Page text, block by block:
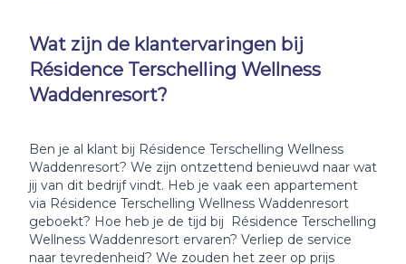
Wat zijn de klantervaringen bij
Résidence Terschelling Wellness
Waddenresort?
Ben je al klant bij Résidence Terschelling Wellness
Waddenresort? We zijn ontzettend benieuwd naar wat
jij van dit bedrijf vindt. Heb je vaak een appartement
via Résidence Terschelling Wellness Waddenresort
geboekt? Hoe heb je de tijd bij Résidence Terschelling
Wellness Waddenresort ervaren? Verliep de service
naar tevredenheid? We zouden het zeer op prijs